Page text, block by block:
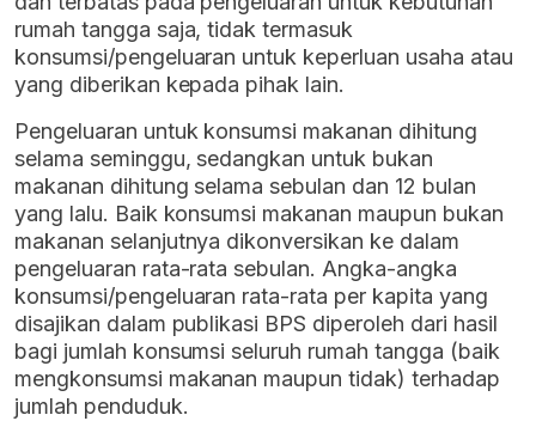
rumah tangga saja, tidak termasuk
konsumsi/pengeluaran untuk keperluan usaha atau
yang diberikan kepada pihak lain.
Pengeluaran untuk konsumsi makanan dihitung
selama seminggu, sedangkan untuk bukan
makanan dihitung selama sebulan dan 12 bulan
yang lalu. Baik konsumsi makanan maupun bukan
makanan selanjutnya dikonversikan ke dalam
pengeluaran rata-rata sebulan. Angka-angka
konsumsi/pengeluaran rata-rata per kapita yang
disajikan dalam publikasi BPS diperoleh dari hasil
bagi jumlah konsumsi seluruh rumah tangga (baik
mengkonsumsi makanan maupun tidak) terhadap
jumlah penduduk.